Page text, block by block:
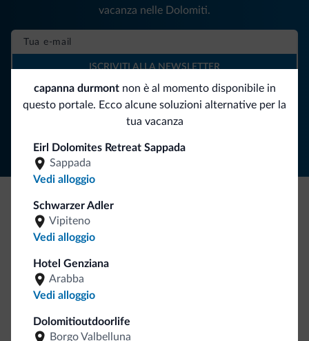
capanna durmontnon è al momento disponibile in
questo portale. Ecco alcune soluzioni alternative per la
tua vacanza
Eirl Dolomites Retreat Sappada
Sappada
Vedi alloggio
Schwarzer Adler
Vipiteno
Vedi alloggio
Hotel Genziana
Arabba
Vedi alloggio
Dolomitioutdoorlife
Borgo Valbelluna
Segui Dolomiti.it
vacanza nelle Dolomiti.
ISCRIVITI ALLA NEWSLETTER
Be Original, scopri la nuova collezione
Ce l'avete chiesto in tanti. Ecco la nuova collezione firmata